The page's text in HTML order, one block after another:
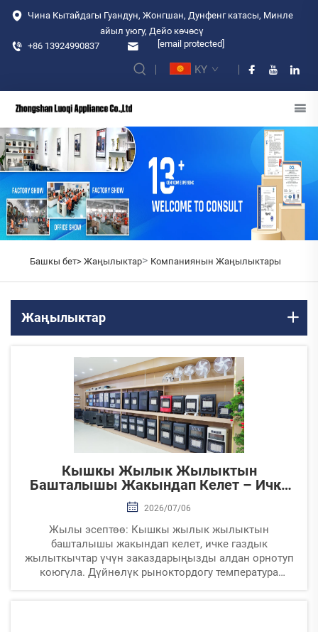
Чина Кытайдагы Гуандун, Жонгшан, Дунфенг катасы, Минле
айыл уюгу, Дейо көчөсү
+86 13924990837
[email protected]
KY
Башкы бет> Жаңылыктар> Компаниянын Жаңылыктары
Жаңылыктар
Кышкы Жылык Жылыктын
Башталышы Жакындап Келет – Ичке
Газдык Жылыткычтарыңызды Эрте
Тастыктагыла
2026/07/06
Жылы эсептөө: Кышкы жылык жылыктын
башталышы жакындап келет, ичке газдык
жылыткычтар үчүн заказдарыңызды алдан орнотуп
коюгүла. Дүйнөлүк рыноктордогу температура